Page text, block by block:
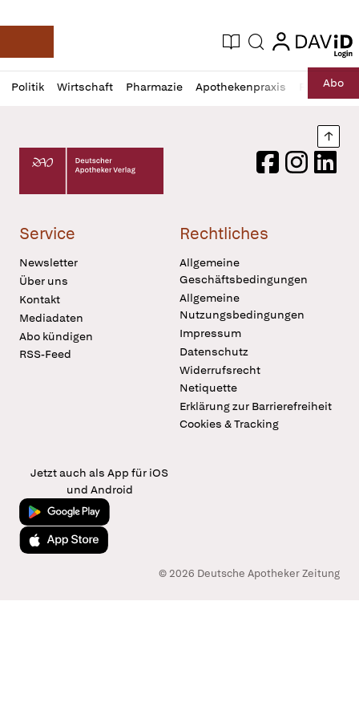
Deutsche Apotheker Zeitung
Aktuelle Ausgabe
Suche login
login
Politik Wirtschaft Pharmazie Apothekenpraxis RechtAbo
Profil
öffnen
Daz
Pur
Deutscher Apotheker Verlag Logo
FacebookInstagram
Service
Newsletter
Über uns
Kontakt
Mediadaten
Abo kündigen
RSS-Feed
Rechtliches
Allgemeine
Geschäftsbedingungen
Allgemeine
Nutzungsbedingungen
Impressum
Datenschutz
Widerrufsrecht
Netiquette
Erklärung zur Barrierefreiheit
Cookies & Tracking
Jetzt auch als App für iOS
und Android
Jetzt bei Google Play
Laden im App Store
© 2026 Deutsche Apotheker Zeitung